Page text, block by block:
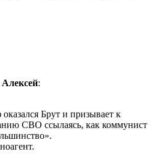
:
Брут и призывает к
СВО ссылаясь, как коммунист